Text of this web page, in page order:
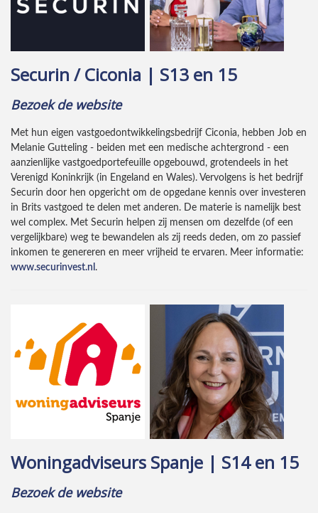
Securin / Ciconia | S13 en 15
Bezoek de website
Met hun eigen vastgoedontwikkelingsbedrijf Ciconia, hebben Job en
Melanie Gutteling - beiden met een medische achtergrond - een
aanzienlijke vastgoedportefeuille opgebouwd, grotendeels in het
Verenigd Koninkrijk (in Engeland en Wales). Vervolgens is het bedrijf
Securin door hen opgericht om de opgedane kennis over investeren
in Brits vastgoed te delen met anderen. De materie is namelijk best
wel complex. Met Securin helpen zij mensen om dezelfde (of een
vergelijkbare) weg te bewandelen als zij reeds deden, om zo passief
inkomen te genereren en meer vrijheid te ervaren. Meer informatie:
www.securinvest.nl .
Woningadviseurs Spanje | S14 en 15
Bezoek de website